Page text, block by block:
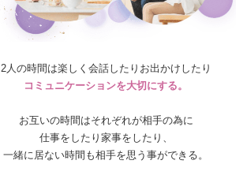
2人の時間は楽しく会話したりお出かけしたり
コミュニケーションを大切にする。
お互いの時間はそれぞれが相手の為に
仕事をしたり家事をしたり、
一緒に居ない時間も相手を思う事ができる。